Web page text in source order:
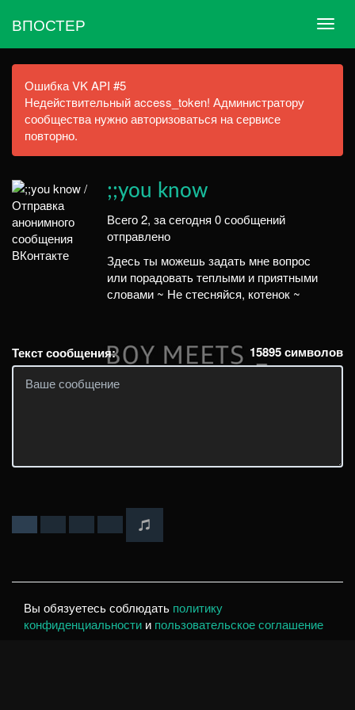
ВПОСТЕР
Ошибка VK API #5
Недействительный access_token! Администратору
сообщества нужно авторизоваться на сервисе
повторно.
;;you know
Всего 2, за сегодня 0 сообщений
отправлено
Здесь ты можешь задать мне вопрос
или порадовать теплыми и приятными
словами ~ Не стесняйся, котенок ~
Текст сообщения: 15895символов
Вы обязуетесь соблюдать политику
конфиденциальности и пользовательское соглашение